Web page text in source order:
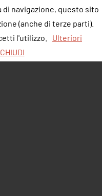
navigazione, questo sito
(anche di terze parti).
l'utilizzo.
Ulteriori
CHIUDI